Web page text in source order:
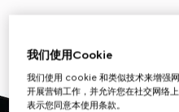
我们使用Cookie
我们使用 cookie 和类似技术来增强
开展营销工作，并允许您在社交网络
表示您同意本使用条款。